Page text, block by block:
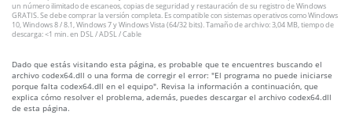
un número ilimitado de escaneos, copias de seguridad y restauración de su registro de Windows
GRATIS. Se debe comprar la versión completa. Es compatible con sistemas operativos como Windows
10, Windows 8 / 8.1, Windows 7 y Windows Vista (64/32 bits). Tamaño de archivo: 3,04 MB, tiempo de
descarga: <1 min. en DSL / ADSL / Cable
Dado que estás visitando esta página, es probable que te encuentres buscando el
archivo codex64.dll o una forma de corregir el error: "El programa no puede iniciarse
porque falta codex64.dll en el equipo". Revisa la información a continuación, que
explica cómo resolver el problema, además, puedes descargar el archivo codex64.dll
de esta página.